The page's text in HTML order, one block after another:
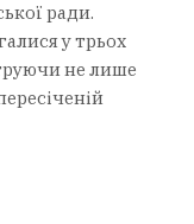
ради.
у трьох
не лише